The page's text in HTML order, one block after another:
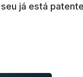
já está